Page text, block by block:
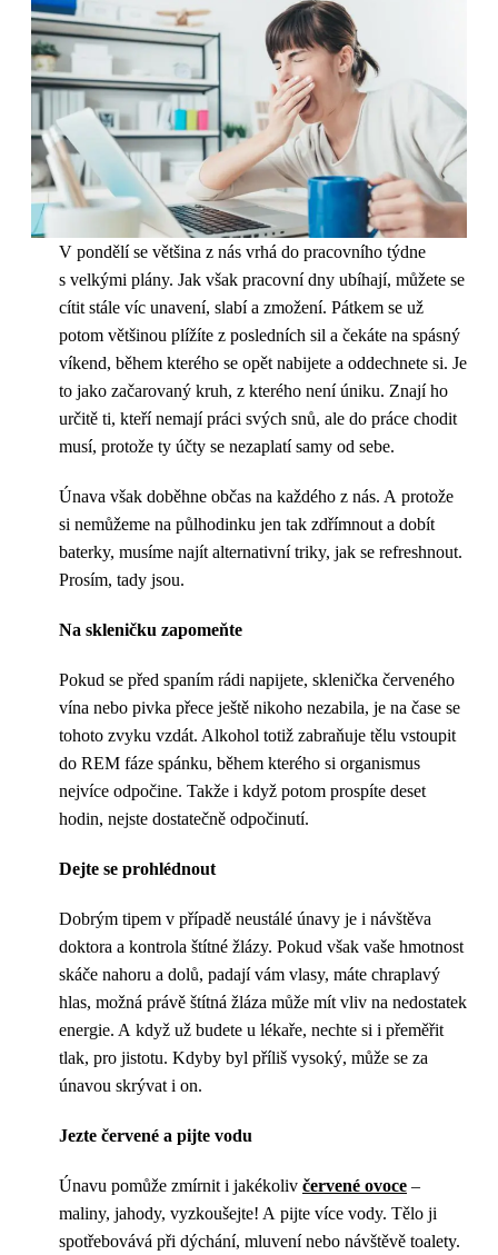
V pondělí se většina z nás vrhá do pracovního týdne
s velkými plány. Jak však pracovní dny ubíhají, můžete se
cítit stále víc unavení, slabí a zmožení. Pátkem se už
potom většinou plížíte z posledních sil a čekáte na spásný
víkend, během kterého se opět nabijete a oddechnete si. Je
to jako začarovaný kruh, z kterého není úniku. Znají ho
určitě ti, kteří nemají práci svých snů, ale do práce chodit
musí, protože ty účty se nezaplatí samy od sebe.
Únava však doběhne občas na každého z nás. A protože
si nemůžeme na půlhodinku jen tak zdřímnout a dobít
baterky, musíme najít alternativní triky, jak se refreshnout.
Prosím, tady jsou.
Na skleničku zapomeňte
Pokud se před spaním rádi napijete, sklenička červeného
vína nebo pivka přece ještě nikoho nezabila, je na čase se
tohoto zvyku vzdát. Alkohol totiž zabraňuje tělu vstoupit
do REM fáze spánku, během kterého si organismus
nejvíce odpočine. Takže i když potom prospíte deset
hodin, nejste dostatečně odpočinutí.
Dejte se prohlédnout
Dobrým tipem v případě neustálé únavy je i návštěva
doktora a kontrola štítné žlázy. Pokud však vaše hmotnost
skáče nahoru a dolů, padají vám vlasy, máte chraplavý
hlas, možná právě štítná žláza může mít vliv na nedostatek
energie. A když už budete u lékaře, nechte si i přeměřit
tlak, pro jistotu. Kdyby byl příliš vysoký, může se za
únavou skrývat i on.
Jezte červené a pijte vodu
Únavu pomůže zmírnit i jakékoliv červené ovoce –
maliny, jahody, vyzkoušejte! A pijte více vody. Tělo ji
spotřebovává při dýchání, mluvení nebo návštěvě toalety.